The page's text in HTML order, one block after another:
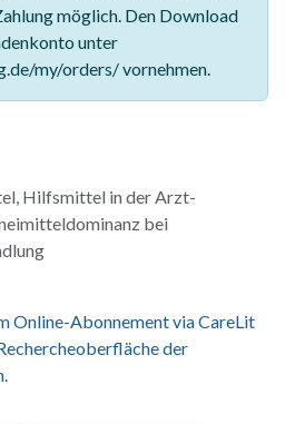
möglich. Den Download
unter
my/orders/ vornehmen.
Hilfsmittel in der Arzt-
bei
Online-Abonnement via CareLit
der